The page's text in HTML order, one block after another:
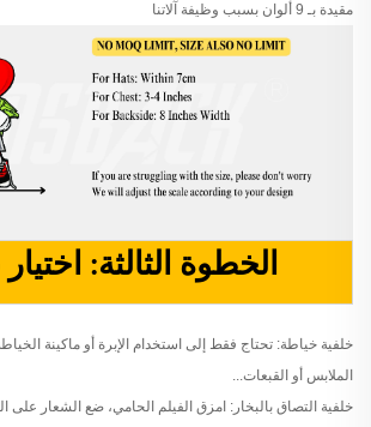
مقيدة بـ 9 ألوان بسبب وظيفة آلاتنا
الخطوة الثالثة:
خلفية خياطة: تحتاج فقط إلى استخدام الإبرة أو ماكينة
الملابس أو القبعات...
خلفية التصاق بالبخار: امزق الفيلم الحامي، ضع الشعار على